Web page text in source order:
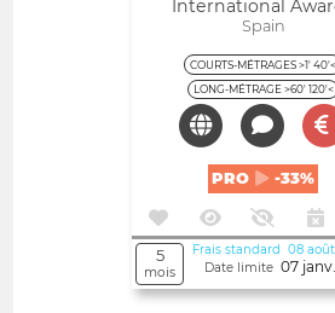
International
Spain
COURTS-MÉTRAGES >1' 40'<
LONG-MÉTRAGE >60' 120'<
PRO -33%
5
mois
Frais standard 08
Date limite 07